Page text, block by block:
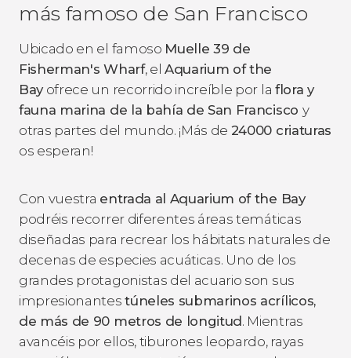
más famoso de San Francisco
Ubicado en el famoso Muelle 39 de
Fisherman's Wharf, el Aquarium of the
Bayofrece un recorrido increíble por la flora y
fauna marina de la bahía de San Francisco y
otras partes del mundo. ¡Más de 24000 criaturas
os esperan!
Con vuestra entrada al Aquarium of the Bay
podréis recorrer diferentes áreas temáticas
diseñadas para recrear los hábitats naturales de
decenas de especies acuáticas. Uno de los
grandes protagonistas del acuario son sus
impresionantestúneles submarinos acrílicos,
de más de 90 metros de longitud. Mientras
avancéis por ellos, tiburones leopardo, rayas